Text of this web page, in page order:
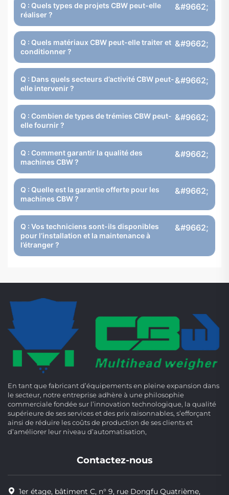
Q : Quels types de projets CBW peut-elle
réaliser ?
Q : Quels matériaux CBW peut-elle traiter et
conditionner ?
Q : Dans quels secteurs d’activité CBW peut-
elle intervenir ?
Q : Combien de types de trémies CBW peut-
elle fournir ?
Q : Comment garantir la qualité des
machines CBW ?
Q : Quelle est la garantie offerte pour les
machines CBW ?
Q : Vos techniciens sont-ils disponibles
pour l’installation et la maintenance à
l’étranger ?
En tant que fabricant d’équipements en pleine expansion dans
le secteur, notre entreprise adhère à une philosophie
commerciale fondée sur l’innovation technologique, la qualité
supérieure de ses services et des prix raisonnables, s’efforçant
ainsi de réduire les coûts de production de ses clients et
d’améliorer leur niveau d’automatisation,
Contactez-nous
1er étage, bâtiment C, n° 9, rue Dongfu Quatrième,